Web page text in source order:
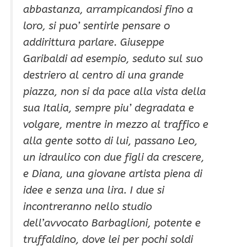
abbastanza, arrampicandosi fino a
loro, si puo’ sentirle pensare o
addirittura parlare. Giuseppe
Garibaldi ad esempio, seduto sul suo
destriero al centro di una grande
piazza, non si da pace alla vista della
sua Italia, sempre piu’ degradata e
volgare, mentre in mezzo al traffico e
alla gente sotto di lui, passano Leo,
un idraulico con due figli da crescere,
e Diana, una giovane artista piena di
idee e senza una lira. I due si
incontreranno nello studio
dell’avvocato Barbaglioni, potente e
truffaldino, dove lei per pochi soldi